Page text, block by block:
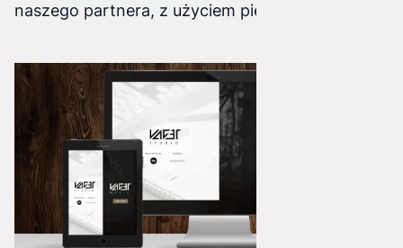
naszego partnera, z użyciem piekielnie
sukcesem. Nowoczesny framework oparty na
React czyli NextJS do tak małego projektu nadał
się idealnie